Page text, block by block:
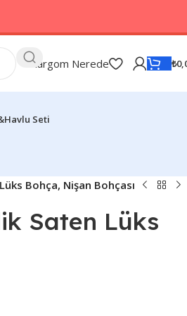
Kargom Nerede ₺
Seti
Bohça, Nişan Bohçası
Saten Lüks